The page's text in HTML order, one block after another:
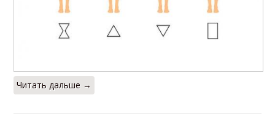
Читать дальше →